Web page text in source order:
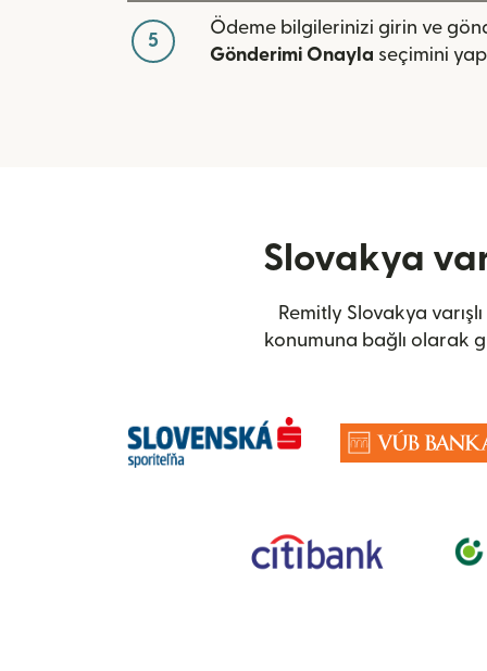
5
Ödeme bilgilerinizi girin ve
Gönderimi Onayla seçimini
Slovakya
Remitly Slovakya
konumuna bağlı olarak